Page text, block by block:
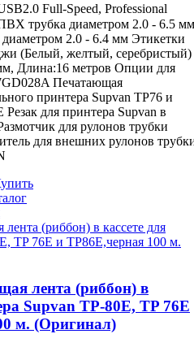
Full-Speed, Professional
трубка диаметром 2.0 - 6.5 мм
диаметром 2.0 - 6.4 мм Этикетки
(Белый, желтый, серебристый)
Длина:16 метров Опции для
Печатающая
принтера Supvan TP76 и
для принтера Supvan в
для рулонов трубки
для внешних рулонов
лента (риббон) в
Supvan TP-80E, TP 76E
м. (Оригинал)